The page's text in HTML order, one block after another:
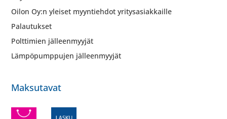
Oilon Oy:n yleiset myyntiehdot yritysasiakkaille
Palautukset
Polttimien jälleenmyyjät
Lämpöpumppujen jälleenmyyjät
Maksutavat